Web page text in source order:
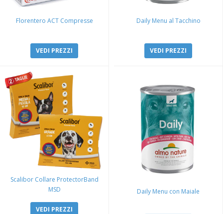
Florentero ACT Compresse
VEDI PREZZI
Daily Menu al Tacchino
VEDI PREZZI
Scalibor Collare ProtectorBand
MSD
VEDI PREZZI
Daily Menu con Maiale